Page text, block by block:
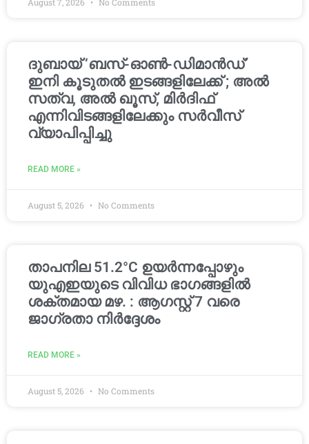
ദുബായ് ‘ബസ്-ഓൺ-ഡിമാൻഡ്’
ഇനി കൂടുതൽ ഇടങ്ങളിലേക്ക് ; അൽ
സത്വ, അൽ ഖൂസ്, മിർദിഫ്
എന്നിവിടങ്ങളിലേക്കും സർവീസ്
വ്യാപിപ്പിച്ചു
READ MORE »
August 5, 2026 No Comments
താപനില 51.2°C ഉയർന്നപ്പോഴും
യുഎഇയുടെ വിവിധ ഭാഗങ്ങളിൽ
ശക്തമായ മഴ. : ആഗസ്റ്റ് 7 വരെ
ജാഗ്രതാ നിർദ്ദേശം
READ MORE »
August 5, 2026 No Comments